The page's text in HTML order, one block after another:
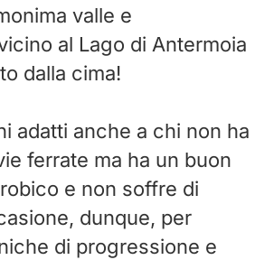
valle e
al Lago di Antermoia
dalla cima!
adatti anche a chi non ha
ferrate ma ha un buon
e non soffre di
dunque, per
di progressione e